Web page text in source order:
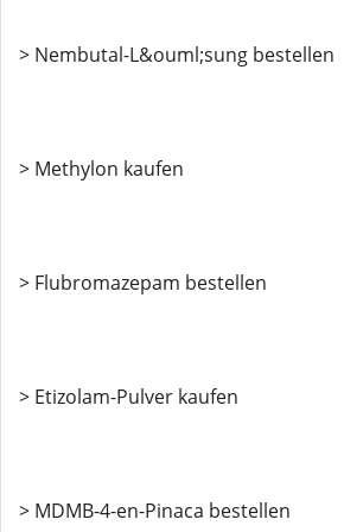
> Nembutal-L&ouml;sung bestellen
> Methylon kaufen
> Flubromazepam bestellen
> Etizolam-Pulver kaufen
> MDMB-4-en-Pinaca bestellen